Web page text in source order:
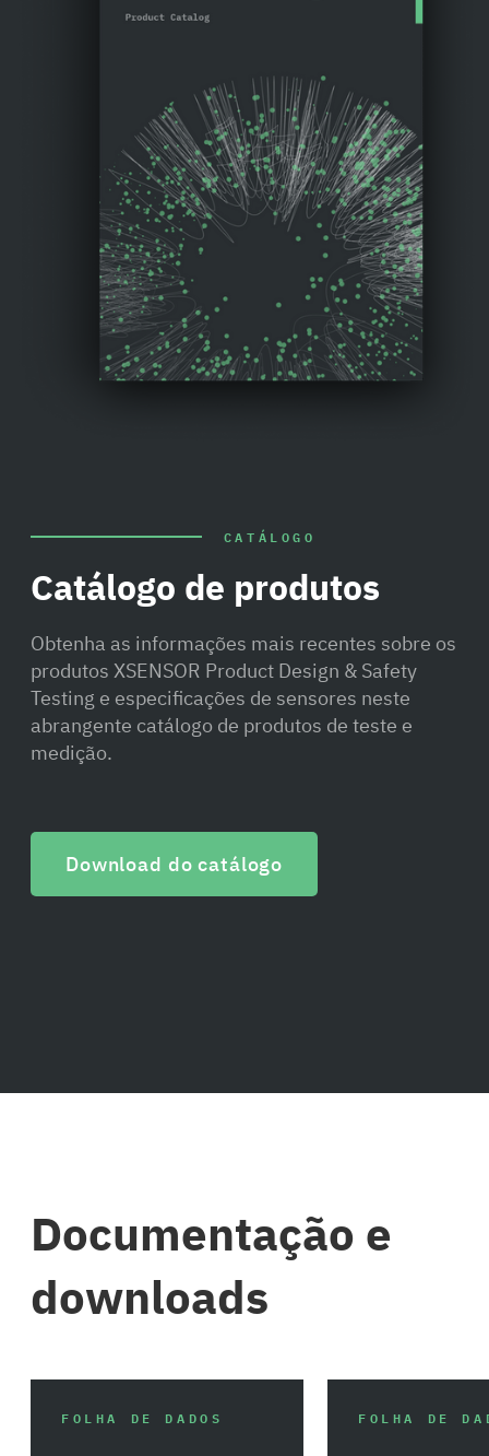
CATÁLOGO
Catálogo de produtos
Obtenha as informações mais recentes sobre os
produtos XSENSOR Product Design & Safety
Testing e especificações de sensores neste
abrangente catálogo de produtos de teste e
medição.
Download do catálogo
Documentação e
downloads
FOLHA DE DADOS FOLHA DE